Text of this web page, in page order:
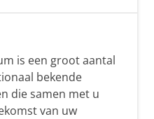
is een groot aantal
bekende
die samen met u
van uw